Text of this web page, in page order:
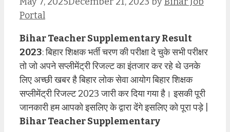
Portal
Bihar Teacher Supplementary Result
2023: बिहार शिक्षक भर्ती चरण की परीक्षा दे चुके सभी परीक्षर
तो जो अपने सप्लीमेंट्री रिजल्ट का इंतजार कर रहे थे उनके
लिए अच्छी खबर है बिहार लोक सेवा आयोग बिहार शिक्षक
सप्लीमेंट्री रिजल्ट 2023 जारी कर दिया गया है। इसकी पूरी
जानकारी हम आपको इसलिए के द्वारा देंगे इसलिए को पूरा पड़े |
Bihar Teacher Supplementary